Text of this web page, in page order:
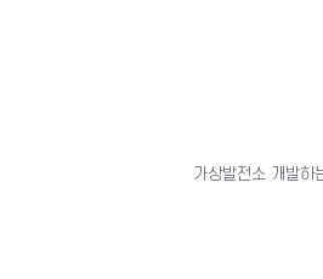
가상발전소 개발하